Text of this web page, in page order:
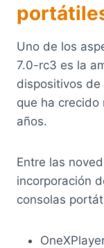
Uno de los
7.0-rc3 es la
dispositivos de
que ha
años.
Entre las
incorporación
consolas